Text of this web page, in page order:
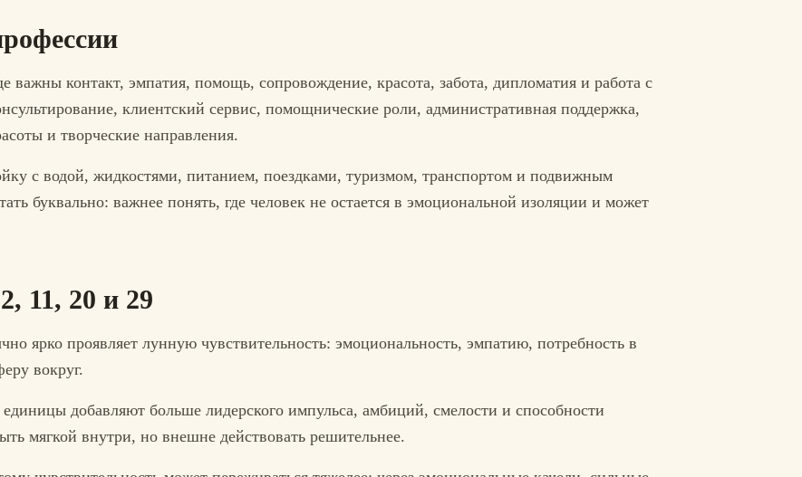
важны контакт, эмпатия, помощь, сопровождение, красота, забота, дипломатия и работа с
клиентский сервис, помощнические роли, административная поддержка,
и творческие направления.
с водой, жидкостями, питанием, поездками, туризмом, транспортом и подвижным
буквально: важнее понять, где человек не остается в эмоциональной изоляции и может
11, 20 и 29
ярко проявляет лунную чувствительность: эмоциональность, эмпатию, потребность в
вокруг.
добавляют больше лидерского импульса, амбиций, смелости и способности
мягкой внутри, но внешне действовать решительнее.